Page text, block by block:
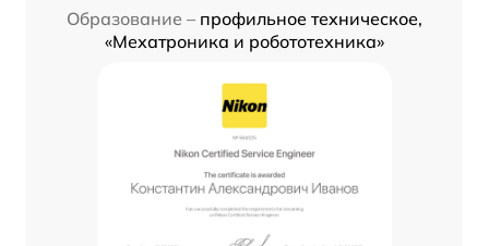
Образование – профильное техническое,
«Мехатроника и робототехника»